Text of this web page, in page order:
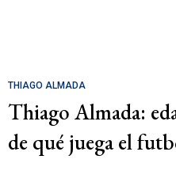
THIAGO ALMADA
Thiago Almada:
de qué juega el